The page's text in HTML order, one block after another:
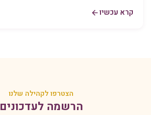
קרא עכשיו
הצטרפו לקהילה שלנו
הרשמה לעדכונים